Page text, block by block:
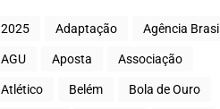
2025 Adaptação Agência Brasil
AGU Aposta Associação
Atlético Belém Bola de Ouro